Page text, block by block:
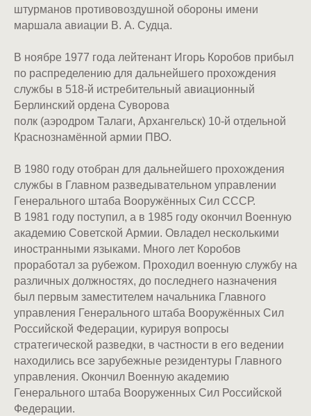
штурманов противовоздушной обороны имени
маршала авиации В. А. Судца.
В ноябре 1977 года лейтенант Игорь Коробов прибыл
по распределению для дальнейшего прохождения
службы в 518-й истребительный авиационный
Берлинский ордена Суворова
полк (аэродром Талаги, Архангельск) 10-й отдельной
Краснознамённой армии ПВО.
В 1980 году отобран для дальнейшего прохождения
службы в Главном разведывательном управлении
Генерального штаба Вооружённых Сил СССР.
В 1981 году поступил, а в 1985 году окончил Военную
академию Советской Армии. Овладел несколькими
иностранными языками. Много лет Коробов
проработал за рубежом. Проходил военную службу на
различных должностях, до последнего назначения
был первым заместителем начальника Главного
управления Генерального штаба Вооружённых Сил
Российской Федерации, курируя вопросы
стратегической разведки, в частности в его ведении
находились все зарубежные резидентуры Главного
управления. Окончил Военную академию
Генерального штаба Вооруженных Сил Российской
Федерации.